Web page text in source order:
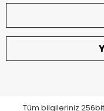
Tüm bilgileriniz